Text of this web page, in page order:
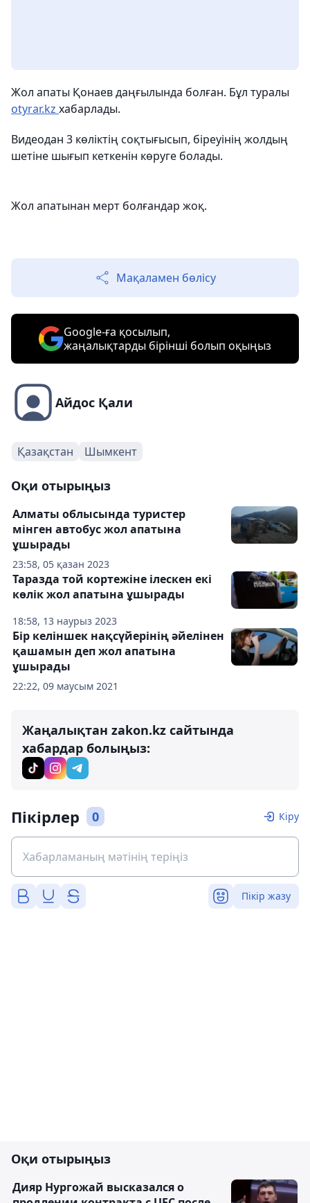
Жол апаты Қонаев даңғылында болған. Бұл туралы
otyrar.kz хабарлады.
Видеодан 3 көліктің соқтығысып, біреуінің жолдың
шетіне шығып кеткенін көруге болады.
Жол апатынан мерт болғандар жоқ.
Мақаламен бөлісу
Google-ға қосылып,
жаңалықтарды бірінші болып оқыңыз
Айдос Қали
Қазақстан Шымкент
Оқи отырыңыз
23:58, 05 қазан 2023
Алматы облысында туристер
мінген автобус жол апатына
ұшырады
18:58, 13 наурыз 2023
Таразда той кортежіне ілескен екі
көлік жол апатына ұшырады
22:22, 09 маусым 2021
Бір келіншек нақсүйерінің әйелінен
қашамын деп жол апатына
ұшырады
Жаңалықтан zakon.kz сайтында
хабардар болыңыз:
Пікірлер 0 Кіру
Пікір жазу
Оқи отырыңыз
Дияр Нургожай высказался о